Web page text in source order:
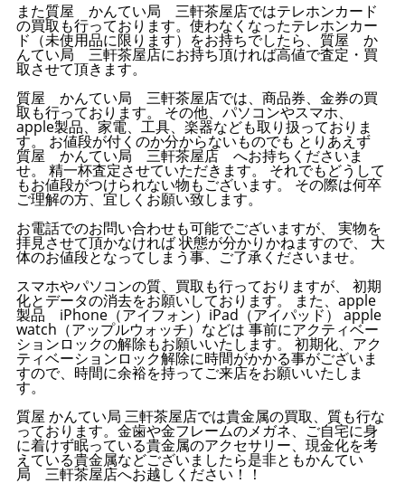
また質屋 かんてい局 三軒茶屋店ではテレホンカード
の買取も行っております。使わなくなったテレホンカー
ド（未使用品に限ります）をお持ちでしたら、質屋 か
んてい局 三軒茶屋店にお持ち頂ければ高値で査定・買
取させて頂きます。
質屋 かんてい局 三軒茶屋店では、商品券、金券の買
取も行っております。 その他、パソコンやスマホ、
apple製品、家電、工具、楽器なども取り扱っておりま
す。 お値段が付くのか分からないものでも とりあえず
質屋 かんてい局 三軒茶屋店 へお持ちくださいま
せ。 精一杯査定させていただきます。 それでもどうして
もお値段がつけられない物もございます。 その際は何卒
ご理解の方、宜しくお願い致します。
お電話でのお問い合わせも可能でございますが、 実物を
拝見させて頂かなければ 状態が分かりかねますので、 大
体のお値段となってしまう事、ご了承くださいませ。
スマホやパソコンの質、買取も行っておりますが、 初期
化とデータの消去をお願いしております。 また、apple
製品 iPhone（アイフォン）iPad（アイパッド） apple
watch（アップルウォッチ）などは 事前にアクティベー
ションロックの解除もお願いいたします。 初期化、アク
ティベーションロック解除に時間がかかる事がございま
すので、時間に余裕を持ってご来店をお願いいたしま
す。
質屋 かんてい局 三軒茶屋店では貴金属の買取、質も行な
っております。金歯や金フレームのメガネ、ご自宅に身
に着けず眠っている貴金属のアクセサリー、現金化を考
えている貴金属などございましたら是非ともかんてい
局 三軒茶屋店へお越しください！！